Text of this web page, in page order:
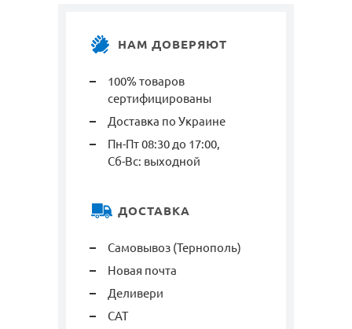
НАМ ДОВЕРЯЮТ
100% товаров
сертифицированы
Доставка по Украине
Пн-Пт 08:30 до 17:00,
Сб-Вс: выходной
ДОСТАВКА
Самовывоз (Тернополь)
Новая почта
Деливери
САТ